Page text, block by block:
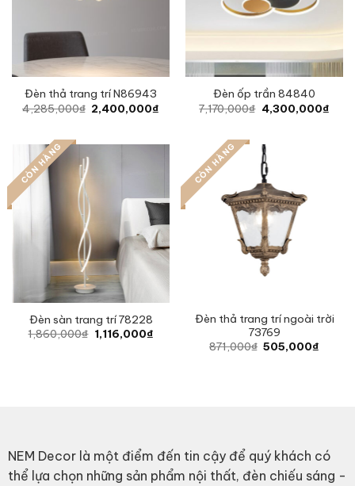
Đèn thả trang trí N86943
4,285,000₫ Original
price
2,400,000₫
Đèn ốp trần 84840
7,170,000₫ Original
price
4,300,000₫
CÒN HÀNG
Đèn sàn trang trí 78228
1,860,000₫ Original
price
1,116,000₫Current
CÒN HÀNG
Đèn thả trang trí ngoài trời
73769
871,000₫ Original
price
505,000₫
NEM Decor là một điểm đến tin cậy để quý khách có
thể lựa chọn những sản phẩm nội thất, đèn chiếu sáng -